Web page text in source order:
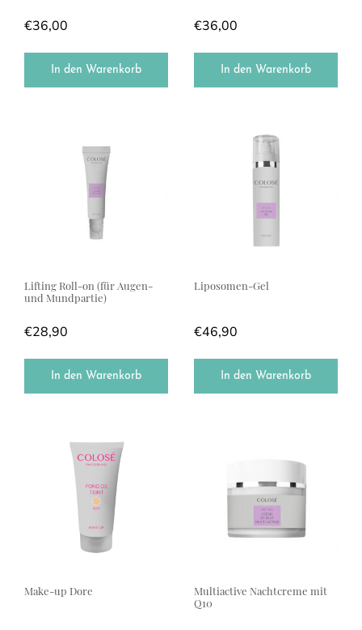
€36,00
In den Warenkorb
€36,00
In den Warenkorb
Lifting Roll-on (für Augen-
und Mundpartie)
€28,90
In den Warenkorb
Liposomen-Gel
€46,90
In den Warenkorb
Make-up Dore
Multiactive Nachtcreme mit
Q10